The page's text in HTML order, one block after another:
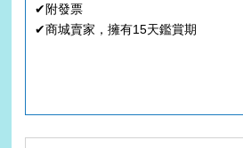
✔附發票
✔商城賣家，擁有15天鑑賞期